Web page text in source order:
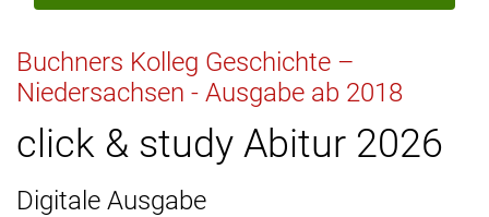
Buchners Kolleg Geschichte –
Niedersachsen - Ausgabe ab 2018
click & study Abitur 2026
Digitale Ausgabe